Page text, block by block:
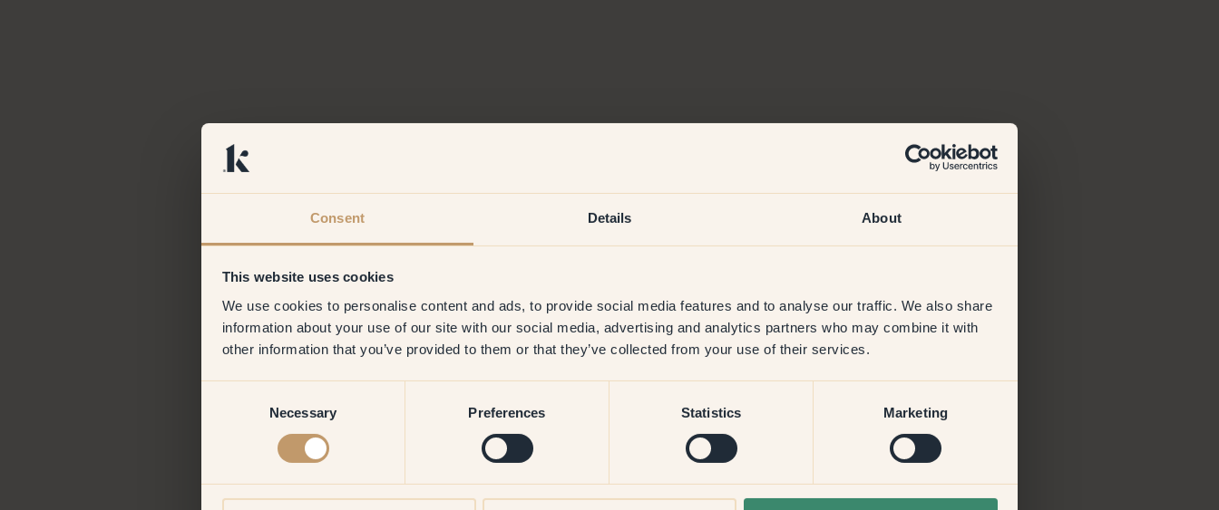
Consent Details About
This website uses cookies
We use cookies to personalise content and ads, to provide social media features and to analyse our traffic. We also share
information about your use of our site with our social media, advertising and analytics partners who may combine it with
other information that you’ve provided to them or that they’ve collected from your use of their services.
Necessary Preferences Statistics Marketing